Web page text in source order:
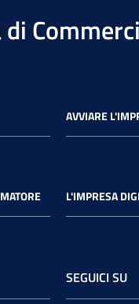
di
AVVIARE
L'IMPRESA
SEGUICI SU